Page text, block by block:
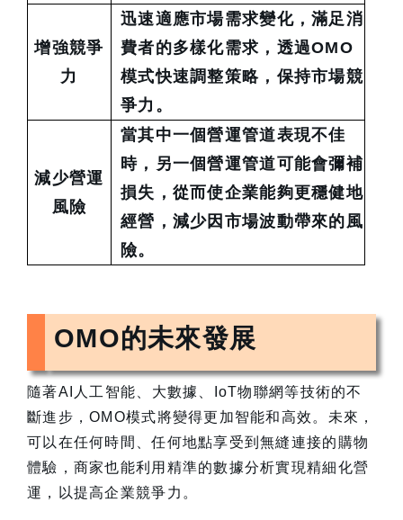
增強競爭
力
迅速適應市場需求變化，滿足消
費者的多樣化需求，透過OMO
模式快速調整策略，保持市場競
爭力。
減少營運
風險
當其中一個營運管道表現不佳
時，另一個營運管道可能會彌補
損失，從而使企業能夠更穩健地
經營，減少因市場波動帶來的風
險。
OMO的未來發展
隨著AI人工智能、大數據、IoT物聯網等技術的不
斷進步，OMO模式將變得更加智能和高效。未來，
可以在任何時間、任何地點享受到無縫連接的購物
體驗，商家也能利用精準的數據分析實現精細化營
運，以提高企業競爭力。